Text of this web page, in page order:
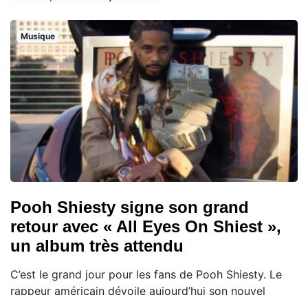
Musique
Pooh Shiesty signe son grand
retour avec « All Eyes On Shiest »,
un album très attendu
C’est le grand jour pour les fans de Pooh Shiesty. Le
rappeur américain dévoile aujourd’hui son nouvel